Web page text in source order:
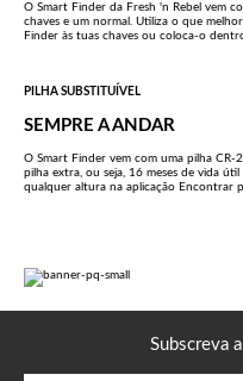
O Smart Finder da Fresh 'n Rebel vem
chaves e um normal. Utiliza o que
Finder às tuas chaves ou coloca-o
PILHA SUBSTITUÍVEL
SEMPRE A ANDAR
O Smart Finder vem com uma pilha
pilha extra, ou seja, 16 meses de vida
qualquer altura na aplicação Encontrar
Subscreva